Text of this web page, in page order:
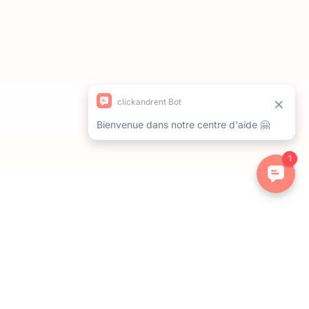
Personnalisez vos préférences pour contrôler la manière dont